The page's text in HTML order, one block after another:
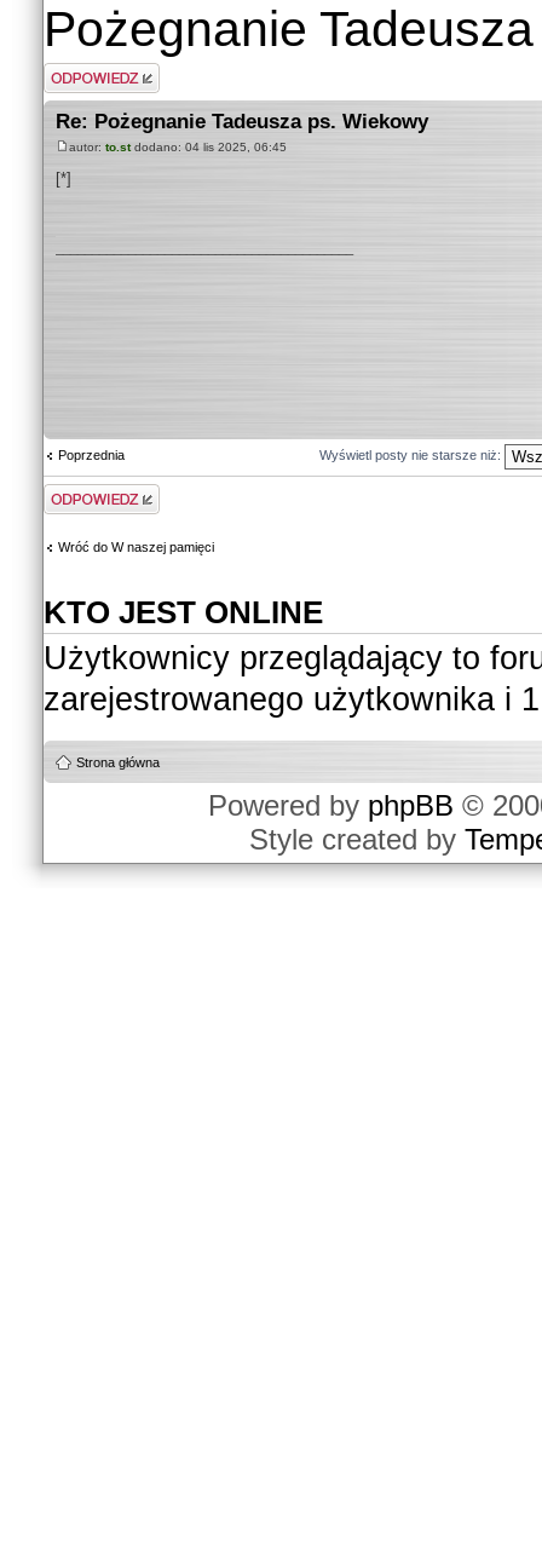
Pożegnanie
Odpowiedz
Re: Pożegnanie Tadeusza ps. Wiekowy
autor: to.stdodano: 04 lis 2025, 06:45
[*]
Poprzednia Wyświetl posty nie starsze niż:
Odpowiedz
Wróć do W naszej pamięci
KTO JEST ONLINE
Użytkownicy przeglądający to
zarejestrowanego użytkownika i
Strona główna
Powered by phpBB ©
Style created by